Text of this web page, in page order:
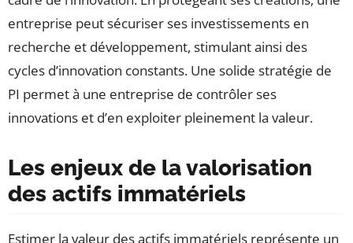
entreprise peut sécuriser ses investissements en
recherche et développement, stimulant ainsi des
cycles d’innovation constants. Une solide stratégie de
PI permet à une entreprise de contrôler ses
innovations et d’en exploiter pleinement la valeur.
Les enjeux de la valorisation
des actifs immatériels
Estimer la valeur des actifs immatériels représente un